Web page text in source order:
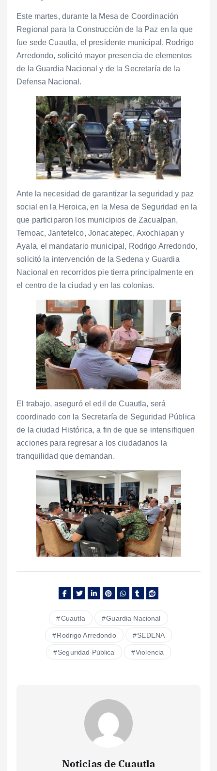
Este martes, durante la Mesa de Coordinación
Regional para la Construcción de la Paz en la que
fue sede Cuautla, el presidente municipal, Rodrigo
Arredondo, solicitó mayor presencia de elementos
de la Guardia Nacional y de la Secretaría de la
Defensa Nacional.
Ante la necesidad de garantizar la seguridad y paz
social en la Heroica, en la Mesa de Seguridad en la
que participaron los municipios de Zacualpan,
Temoac, Jantetelco, Jonacatepec, Axochiapan y
Ayala, el mandatario municipal, Rodrigo Arredondo,
solicitó la intervención de la Sedena y Guardia
Nacional en recorridos pie tierra principalmente en
el centro de la ciudad y en las colonias.
El trabajo, aseguró el edil de Cuautla, será
coordinado con la Secretaría de Seguridad Pública
de la ciudad Histórica, a fin de que se intensifiquen
acciones para regresar a los ciudadanos la
tranquilidad que demandan.
Cuautla Guardia Nacional
Rodrigo Arredondo SEDENA
Seguridad Pública Violencia
Noticias de Cuautla